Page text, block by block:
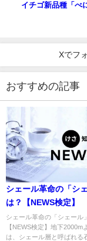
イチゴ新品種「べ
Xでフ
おすすめの記事
シェール革命の「シ
は？【NEWS検定】
シェール革命の「シェール
【NEWS検定】地下2000m
は、シェール層と呼ばれる